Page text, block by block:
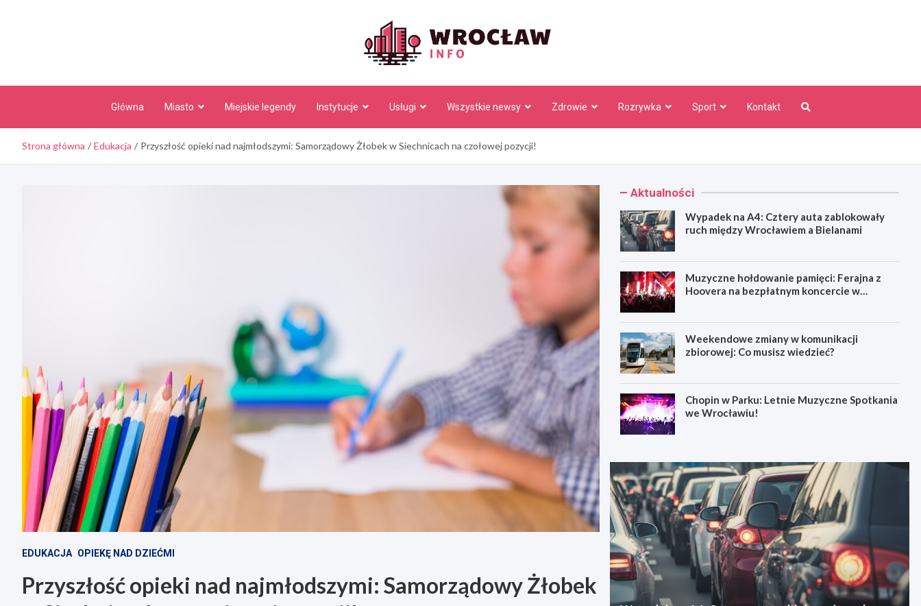
Główna Miasto Miejskie legendy Instytucje Usługi Wszystkie newsy Zdrowie Rozrywka Sport Kontakt
Strona główna Edukacja Przyszłość opieki nad najmłodszymi: Samorządowy Żłobek w Siechnicach na czołowej pozycji!
EDUKACJA OPIEKĘ NAD DZIEĆMI
Przyszłość opieki nad najmłodszymi: Samorządowy Żłobek
Aktualności
Wypadek na A4: Cztery auta zablokowały
ruch między Wrocławiem a Bielanami
Muzyczne hołdowanie pamięci: Ferajna z
Hoovera na bezpłatnym koncercie w
Weekendowe zmiany w komunikacji
zbiorowej: Co musisz wiedzieć?
Chopin w Parku: Letnie Muzyczne Spotkania
we Wrocławiu!